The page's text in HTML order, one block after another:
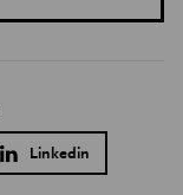
Linkedin